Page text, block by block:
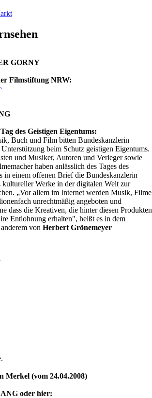
GORNY
Filmstiftung NRW:
des Geistigen Eigentums:
Buch und Film bitten Bundeskanzlerin
beim Schutz geistigen Eigentums.
und Musiker, Autoren und Verleger sowie
haben anlässlich des Tages des
in einem offenen Brief die Bundeskanzlerin
kultureller Werke in der digitalen Welt zur
„Vor allem im Internet werden Musik, Filme
unrechtmäßig angeboten und
dass die Kreativen, die hinter diesen Produkten
Entlohnung erhalten", heißt es in dem
von Herbert Grönemeyer
Merkel (vom 24.04.2008)
oder hier: